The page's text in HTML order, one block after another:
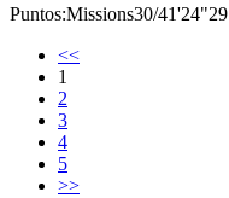
Puntos:Missions30/41'24"29
<<
1
2
3
4
5
>>